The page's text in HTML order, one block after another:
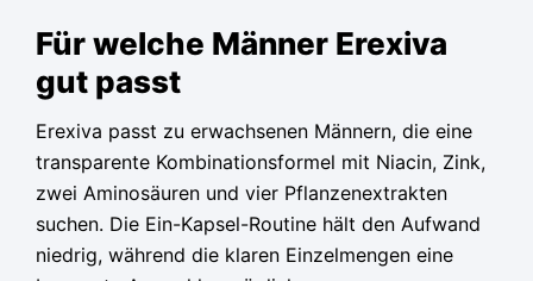
Für welche Männer Erexiva
gut passt
Erexiva passt zu erwachsenen Männern, die eine
transparente Kombinationsformel mit Niacin, Zink,
zwei Aminosäuren und vier Pflanzenextrakten
suchen. Die Ein-Kapsel-Routine hält den Aufwand
niedrig, während die klaren Einzelmengen eine